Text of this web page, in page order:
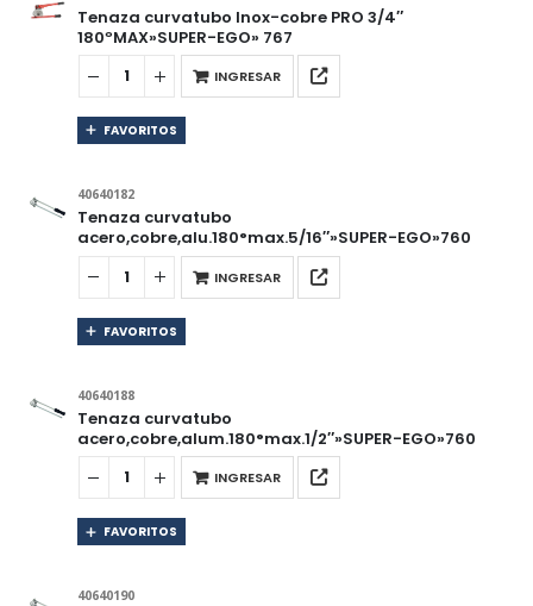
Tenaza curvatubo Inox-cobre PRO 3/4″
180ºMAX»SUPER-EGO» 767
INGRESAR
FAVORITOS
40640182
Tenaza curvatubo
acero,cobre,alu.180°max.5/16″»SUPER-EGO»760
INGRESAR
FAVORITOS
40640188
Tenaza curvatubo
acero,cobre,alum.180°max.1/2″»SUPER-EGO»760
INGRESAR
FAVORITOS
40640190